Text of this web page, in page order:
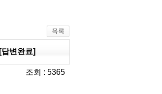
[답변완료]
조회 : 5365